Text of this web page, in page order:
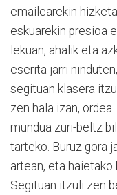
emailearekin
eskuarekin presioa
lekuan, ahalik eta
eserita jarri
segituan klasera
zen hala izan,
mundua zuri-beltz
tarteko. Buruz gora
artean, eta
Segituan itzuli zen